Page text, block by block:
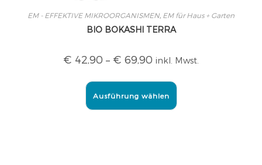
EM - EFFEKTIVE MIKROORGANISMEN EM für Haus + Garten
BIO BOKASHI TERRA
€ 42,90 – € 69,90 inkl. Mwst.
Ausführung wählen